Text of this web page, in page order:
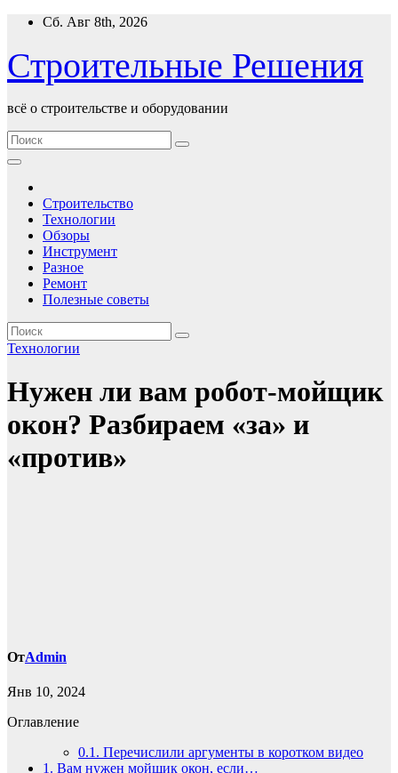
Перейти
содержимому
Сб. Авг 8th, 2026
Строительные Решения
всё о строительстве и оборудовании
Строительство
Технологии
Обзоры
Инструмент
Разное
Ремонт
Полезные советы
Технологии
Нужен ли вам робот-мойщик
окон? Разбираем «за» и
«против»
ОтAdmin
Янв 10, 2024
Оглавление
0.1. Перечислили аргументы в коротком видео
1. Вам нужен мойщик окон, если…